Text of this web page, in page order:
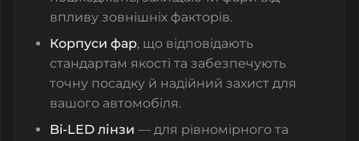
впливу зовнішніх факторів.
Корпуси фар, що відповідають
стандартам якості та забезпечують
точну посадку й надійний захист для
вашого автомобіля.
Bi-LED лінзи — для рівномірного та